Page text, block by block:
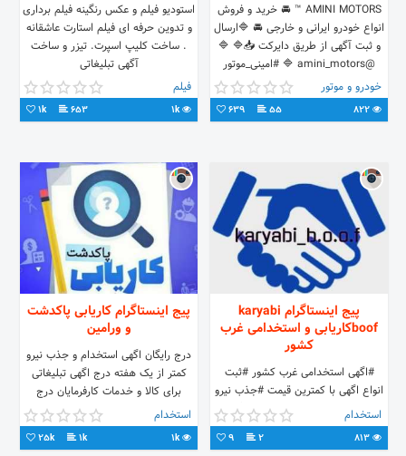
AMINI MOTORS ™ 🚘 خرید و فروش
انواع خودرو ایرانی و خارجی 🚘 🔷ارسال
و ثبت آگهی از طریق دایرکت 📥🔷 🔷
@amini_motors 🔷 #امینی_موتور
خودرو و موتور
55
639
استودیو فیلم و عکس رنگینه فیلم برداری
و تدوین حرفه ای فیلم استارت عاشقانه
. ساخت کلیپ اسپرت. تیزر و ساخت
آگهی تبلیغاتی
فیلم
1k
653
1k
پیج اینستاگرام karyabi
boofکاریابی و استخدامی غرب
کشور
#اگهی استخدامی غرب کشور #ثبت
انواع اگهی با کمترین قیمت #جذب نیرو
#استخدامی #ثبت پروژه#درج اگهی
کارفرمایان #مشاغل #دنبال کارمیگردی
خوب جایی اومدی
استخدام
2
9
پیج اینستاگرام کاریابی پاکدشت
و ورامین
درج رایگان اگهی استخدام و جذب نیرو
کمتر از یک هفته درج اگهی تبلیغاتی
برای کالا و خدمات کارفرمایان درج
رزومه دنبال کنندگان و کارجویان ⚪️
#کاریابی #نیازمندیهای_استخدامی
#پاکدشت #ورامین #قرچک #پیشوا
استخدام
1k
1k
25k